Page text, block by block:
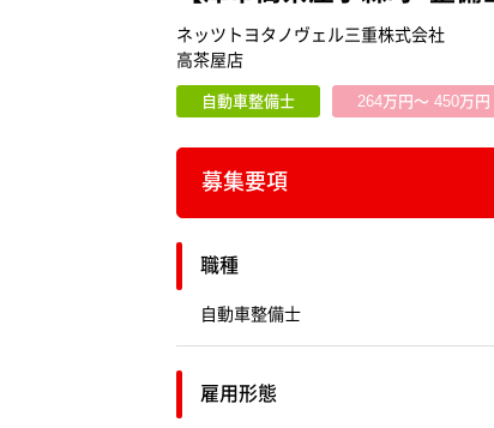
ネッツトヨタノヴェル三重株式会社
高茶屋店
自動車整備士 264万円～ 450万円
募集要項
職種
自動車整備士
雇用形態